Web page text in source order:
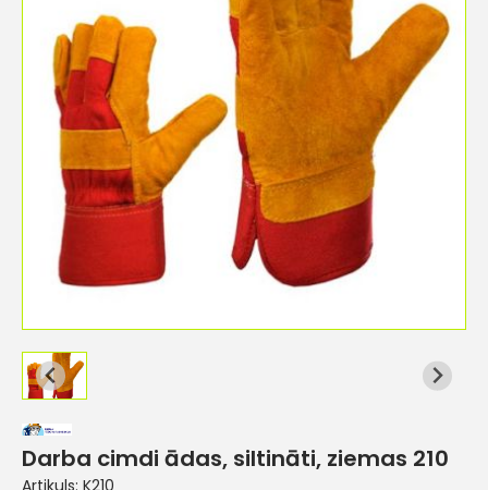
Darba cimdi ādas, siltināti, ziemas 210
Artikuls: K210